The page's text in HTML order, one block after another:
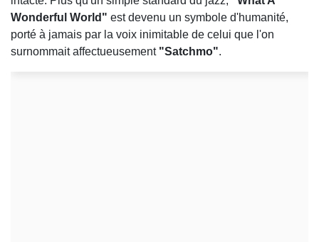
Wonderful World" est devenu un symbole d'humanité,
porté à jamais par la voix inimitable de celui que l'on
surnommait affectueusement "Satchmo".